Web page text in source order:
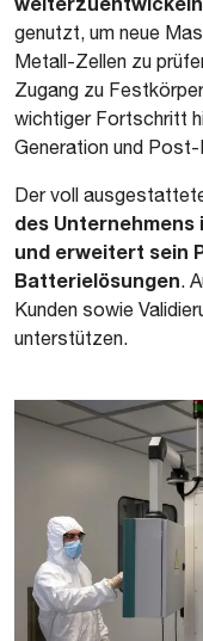
genutzt, um neue
Metall-Zellen zu
Zugang zu
wichtiger Fortschritt
Generation und
Der voll
des
und erweitert sein
Batterielösungen.
Kunden sowie
unterstützen.